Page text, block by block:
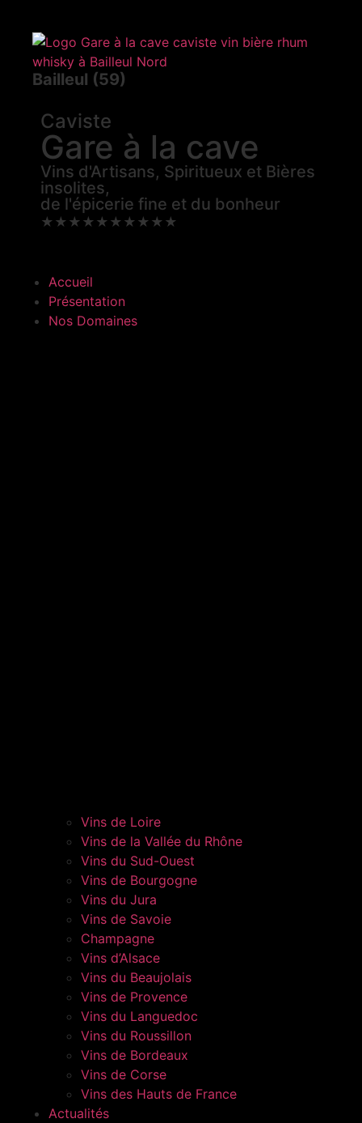
Bailleul (59)
Caviste
Gare à la cave
Vins d'Artisans, Spiritueux et Bières
insolites,
de l'épicerie fine et du bonheur
★ ★ ★ ★ ★ ★ ★ ★ ★ ★
Accueil
Présentation
Nos Domaines
Vins de Loire
Vins de la Vallée du Rhône
Vins du Sud-Ouest
Vins de Bourgogne
Vins du Jura
Vins de Savoie
Champagne
Vins d’Alsace
Vins du Beaujolais
Vins de Provence
Vins du Languedoc
Vins du Roussillon
Vins de Bordeaux
Vins de Corse
Vins des Hauts de France
Actualités